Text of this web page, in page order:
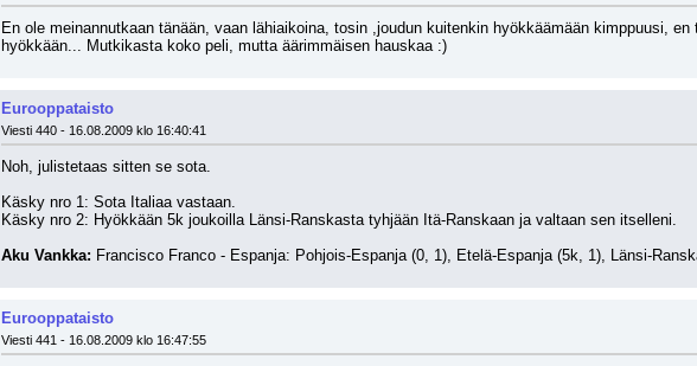
En ole meinannutkaan tänään, vaan lähiaikoina, tosin ,joudun kuitenkin hyökkäämään kimppuusi,
hyökkään... Mutkikasta koko peli, mutta äärimmäisen hauskaa :)
Eurooppataisto
Viesti 440 - 16.08.2009 klo 16:40:41
Noh, julistetaas sitten se sota.
Käsky nro 1: Sota Italiaa vastaan.
Käsky nro 2: Hyökkään 5k joukoilla Länsi-Ranskasta tyhjään Itä-Ranskaan ja valtaan sen itselleni.
Aku Vankka: Francisco Franco - Espanja: Pohjois-Espanja (0, 1), Etelä-Espanja (5k, 1), Länsi-
Eurooppataisto
Viesti 441 - 16.08.2009 klo 16:47:55